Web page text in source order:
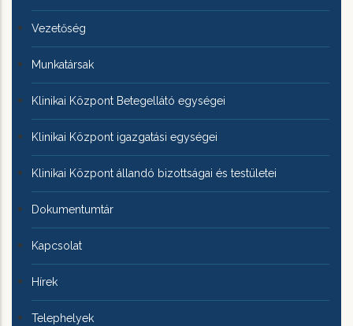
KÖZPONTRÓL
Vezetőség
Munkatársak
Klinikai Központ Betegellátó egységei
Klinikai Központ igazgatási egységei
Klinikai Központ állandó bizottságai és testületei
Dokumentumtár
Kapcsolat
Hírek
Telephelyek